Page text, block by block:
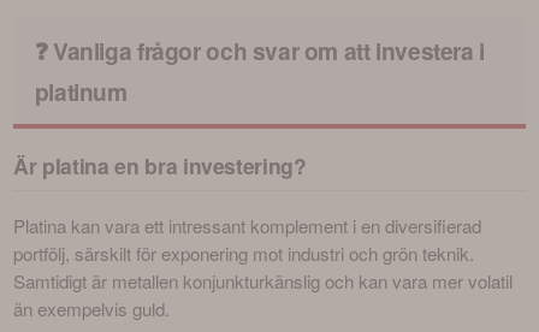
❓ Vanliga frågor och svar om att investera i
platinum
Är platina en bra investering?
Platina kan vara ett intressant komplement i en diversifierad
portfölj, särskilt för exponering mot industri och grön teknik.
Samtidigt är metallen konjunkturkänslig och kan vara mer volatil
än exempelvis guld.